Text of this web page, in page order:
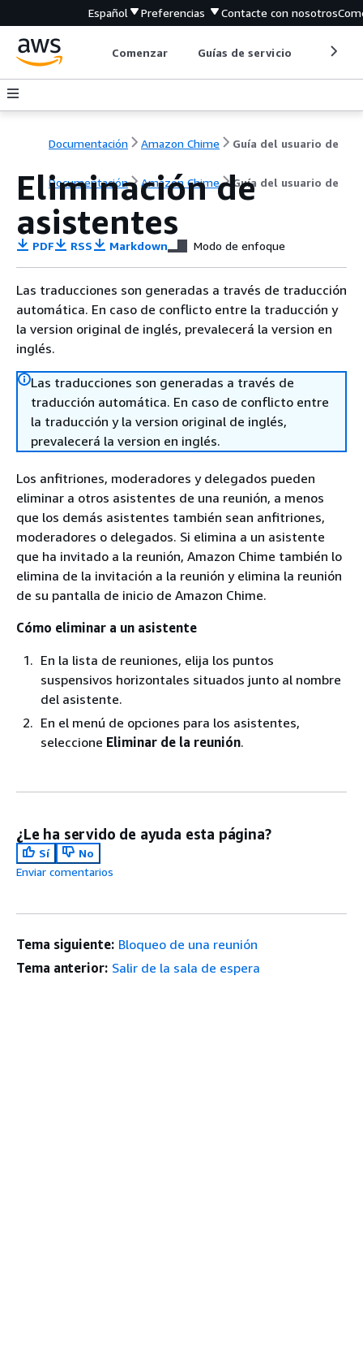
Español Preferencias Contacte con nosotros
Comenzar Guías de servicio
Documentación Amazon Chime Guía del usuario de
Documentación Amazon Chime Guía del usuario de
Eliminación de
asistentes
PDF RSS Markdown Modo de enfoque
Las traducciones son generadas a través de traducción
automática. En caso de conflicto entre la traducción y
la version original de inglés, prevalecerá la version en
inglés.
Las traducciones son generadas a través de
traducción automática. En caso de conflicto entre
la traducción y la version original de inglés,
prevalecerá la version en inglés.
Los anfitriones, moderadores y delegados pueden
eliminar a otros asistentes de una reunión, a menos
que los demás asistentes también sean anfitriones,
moderadores o delegados. Si elimina a un asistente
que ha invitado a la reunión, Amazon Chime también lo
elimina de la invitación a la reunión y elimina la reunión
de su pantalla de inicio de Amazon Chime.
Cómo eliminar a un asistente
En la lista de reuniones, elija los puntos
suspensivos horizontales situados junto al nombre
del asistente.
En el menú de opciones para los asistentes,
seleccione Eliminar de la reunión.
¿Le ha servido de ayuda esta página?
Sí
No
Enviar comentarios
Tema siguiente: Bloqueo de una reunión
Tema anterior: Salir de la sala de espera